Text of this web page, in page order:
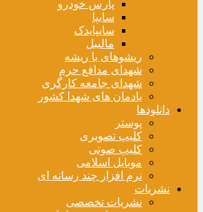
پارس خودرو
سایپا
سایپایدک
مالیبل
ریشوهای با ریشه
شهدای مدافع حرم
شهدای جامعه کارگری
یادمان های شهدا کشور
دانلودها
پوستر
کلیپ تصویری
کلیپ صوتی
موبایل اسلامی
نرم افزار چند رسانه ای
نشریات
نشریات تخصصی